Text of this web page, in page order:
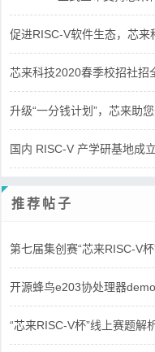
促进RISC-V软件生态，芯
芯来科技2020春季校招社招
升级“一分钱计划”，芯来助
国内 RISC-V 产学研基地成
推荐帖子
第七届集创赛“芯来RISC-V
开源蜂鸟e203协处理器
“芯来RISC-V杯”线上赛题解